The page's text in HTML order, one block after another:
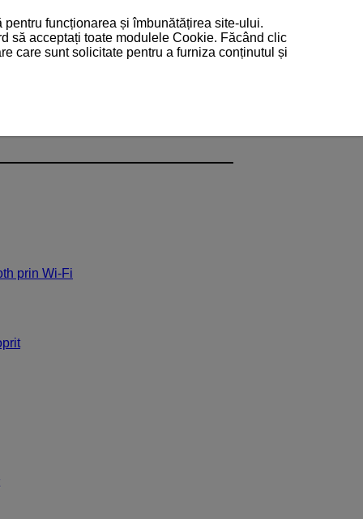
prin Wi-Fi
funcționarea și îmbunătățirea site-ului.
să acceptați toate modulele Cookie. Făcând clic
care sunt solicitate pentru a furniza conținutul și